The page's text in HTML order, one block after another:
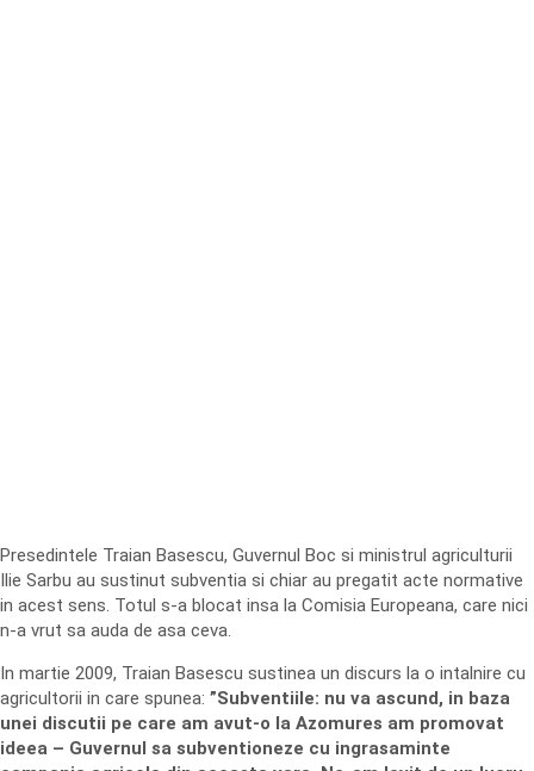
Presedintele Traian Basescu, Guvernul Boc si ministrul agriculturii
Ilie Sarbu au sustinut subventia si chiar au pregatit acte normative
in acest sens. Totul s-a blocat insa la Comisia Europeana, care nici
n-a vrut sa auda de asa ceva.
In martie 2009, Traian Basescu sustinea un discurs la o intalnire cu
agricultorii in care spunea: ”Subventiile: nu va ascund, in baza
unei discutii pe care am avut-o la Azomures am promovat
ideea – Guvernul sa subventioneze cu ingrasaminte